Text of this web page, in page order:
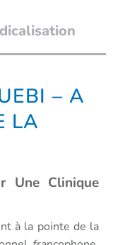
– A
LA
Une Clinique
à la pointe de la